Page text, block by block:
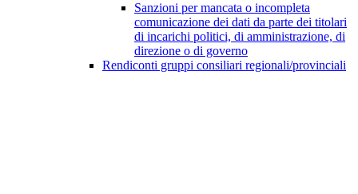
Sanzioni per mancata o incompleta
comunicazione dei dati da parte dei titolari
di incarichi politici, di amministrazione, di
direzione o di governo
Rendiconti gruppi consiliari regionali/provinciali